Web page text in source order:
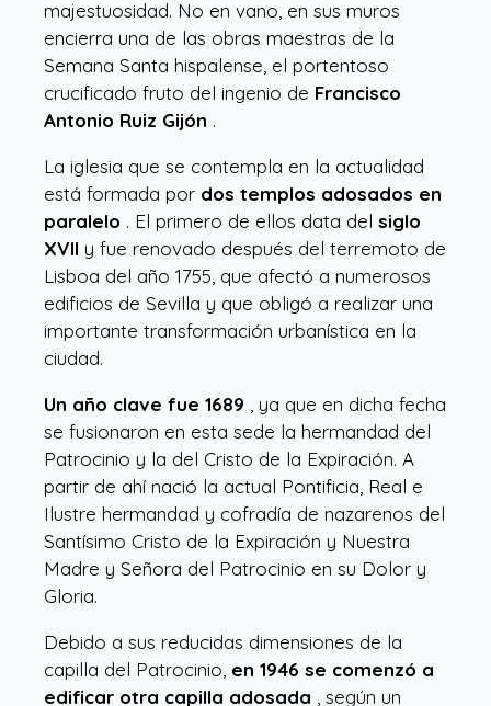
majestuosidad. No en vano, en sus muros
encierra una de las obras maestras de la
Semana Santa hispalense, el portentoso
crucificado fruto del ingenio de Francisco
Antonio Ruiz Gijón .
La iglesia que se contempla en la actualidad
está formada por dos templos adosados en
paralelo . El primero de ellos data del siglo
XVII y fue renovado después del terremoto de
Lisboa del año 1755, que afectó a numerosos
edificios de Sevilla y que obligó a realizar una
importante transformación urbanística en la
ciudad.
Un año clave fue 1689
, ya que en dicha fecha
se fusionaron en esta sede la hermandad del
Patrocinio y la del Cristo de la Expiración. A
partir de ahí nació la actual Pontificia, Real e
Ilustre hermandad y cofradía de nazarenos del
Santísimo Cristo de la Expiración y Nuestra
Madre y Señora del Patrocinio en su Dolor y
Gloria.
Debido a sus reducidas dimensiones de la
capilla del Patrocinio, en 1946 se comenzó a
edificar otra capilla adosada
, según un